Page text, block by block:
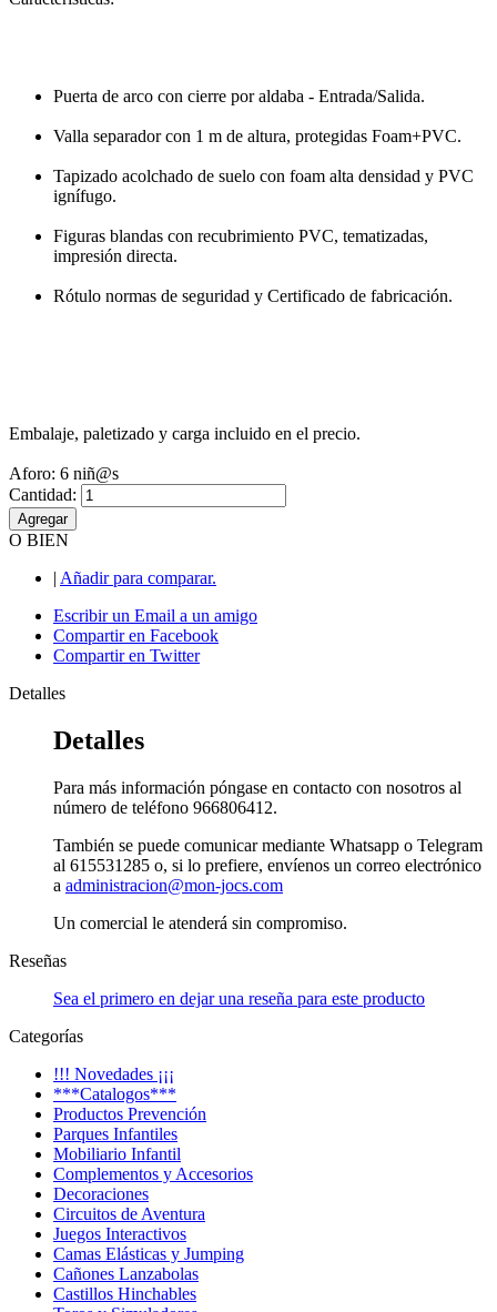
Puerta de arco con cierre por aldaba - Entrada/Salida.
Valla separador con 1 m de altura, protegidas Foam+PVC.
Tapizado acolchado de suelo con foam alta densidad y PVC
ignífugo.
Figuras blandas con recubrimiento PVC, tematizadas,
impresión directa.
Rótulo normas de seguridad y Certificado de fabricación.
Embalaje, paletizado y carga incluido en el precio.
Aforo: 6 niñ@s
Cantidad:
Agregar
O BIEN
| Añadir para comparar.
Escribir un Email a un amigo
Compartir en Facebook
Compartir en Twitter
Detalles
Detalles
Para más información póngase en contacto con nosotros al
número de teléfono 966806412.
También se puede comunicar mediante Whatsapp o Telegram
al 615531285 o, si lo prefiere, envíenos un correo electrónico
a administracion@mon-jocs.com
Un comercial le atenderá sin compromiso.
Reseñas
Sea el primero en dejar una reseña para este producto
Categorías
!!! Novedades ¡¡¡
***Catalogos***
Productos Prevención
Parques Infantiles
Mobiliario Infantil
Complementos y Accesorios
Decoraciones
Circuitos de Aventura
Juegos Interactivos
Camas Elásticas y Jumping
Cañones Lanzabolas
Castillos Hinchables